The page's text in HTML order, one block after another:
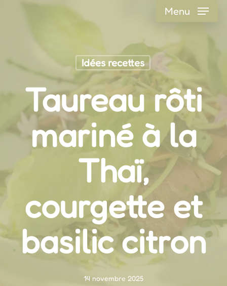
content
Menu
Idées recettes
Taureau rôti
mariné à la
Thaï,
courgette et
basilic citron
14 novembre 2025